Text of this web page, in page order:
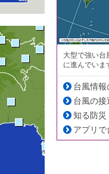
大型で強い台
に進んでいま
台風情報
台風の接
知る防災
アプリ